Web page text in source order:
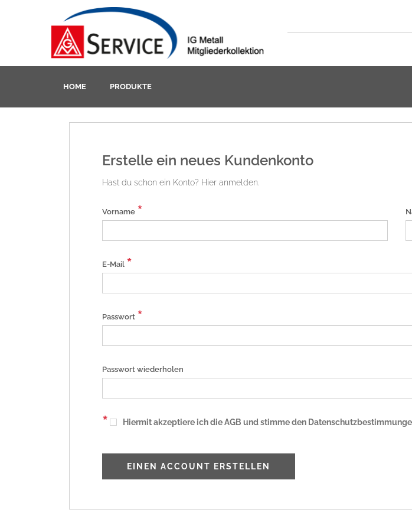
HOME PRODUKTE
Erstelle ein neues Kundenkonto
Hast du schon ein Konto? Hier anmelden.
Vorname *
E-Mail *
Passwort *
Passwort wiederholen
* Hiermit akzeptiere ich die AGB und stimme den
EINEN ACCOUNT ERSTELLEN